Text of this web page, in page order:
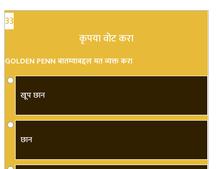
33
कृपया वोट करा
GOLDEN PENN बातम्याबद्दल मत व्यक्त करा
खूप छान
छान